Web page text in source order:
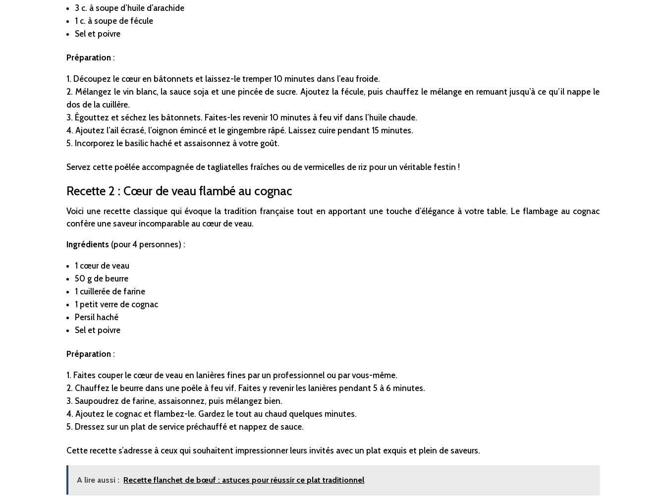
3 c. à soupe d’huile d’arachide
1 c. à soupe de fécule
Sel et poivre
Préparation :
Découpez le cœur en bâtonnets et laissez-le tremper 10 minutes dans l’eau froide.
Mélangez le vin blanc, la sauce soja et une pincée de sucre. Ajoutez la fécule, puis chauffez le mélange en remuant jusqu’à ce qu’il nappe le
dos de la cuillère.
Égouttez et séchez les bâtonnets. Faites-les revenir 10 minutes à feu vif dans l’huile chaude.
Ajoutez l’ail écrasé, l’oignon émincé et le gingembre râpé. Laissez cuire pendant 15 minutes.
Incorporez le basilic haché et assaisonnez à votre goût.
Servez cette poêlée accompagnée de tagliatelles fraîches ou de vermicelles de riz pour un véritable festin !
Recette 2 : Cœur de veau flambé au cognac
Voici une recette classique qui évoque la tradition française tout en apportant une touche d’élégance à votre table. Le flambage au cognac
confère une saveur incomparable au cœur de veau.
Ingrédients (pour 4 personnes) :
1 cœur de veau
50 g de beurre
1 cuillerée de farine
1 petit verre de cognac
Persil haché
Sel et poivre
Préparation :
Faites couper le cœur de veau en lanières fines par un professionnel ou par vous-même.
Chauffez le beurre dans une poêle à feu vif. Faites y revenir les lanières pendant 5 à 6 minutes.
Saupoudrez de farine, assaisonnez, puis mélangez bien.
Ajoutez le cognac et flambez-le. Gardez le tout au chaud quelques minutes.
Dressez sur un plat de service préchauffé et nappez de sauce.
Cette recette s’adresse à ceux qui souhaitent impressionner leurs invités avec un plat exquis et plein de saveurs.
A lire aussi : Recette flanchet de bœuf : astuces pour réussir ce plat traditionnel